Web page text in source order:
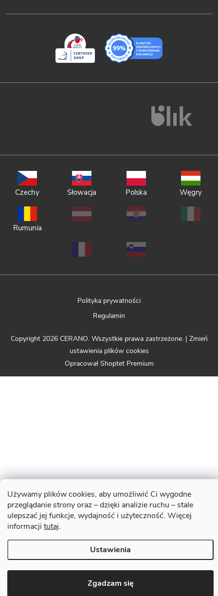
Używamy plików cookies, aby umożliwić Ci wygodne
przeglądanie strony oraz – dzięki analizie ruchu – stale
ulepszać jej funkcje, wydajność i użyteczność. Więcej
informacji tutaj.
Ustawienia
Zgadzam się
Czechy Słowacja Polska Węgry
Rumunia
Polityka prywatności
Regulamin
Opracował Shoptet Premium
Copyright 2026 CERANO. Wszystkie prawa zastrzeżone. | Zmień
ustawienia plików cookies